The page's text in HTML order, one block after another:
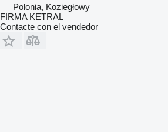
Polonia, Koziegłowy
FIRMA KETRAL
Contacte con el vendedor